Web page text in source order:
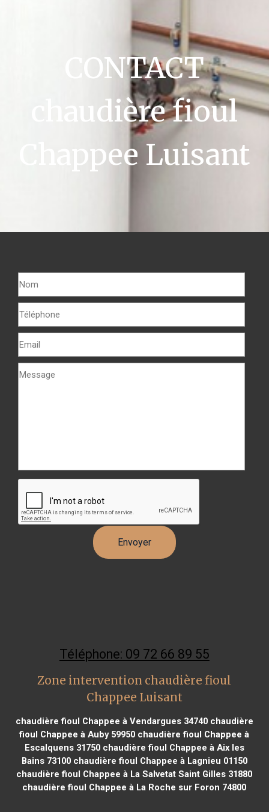
CONTACT
chaudière fioul
Chappee Luisant
Téléphone: 09 72 66 89 55
Zone intervention chaudière fioul
Chappee Luisant
chaudière fioul Chappee à Vendargues 34740chaudière
fioul Chappee à Auby 59950 chaudière fioul Chappee à
Escalquens 31750chaudière fioul Chappee à Aix les
Bains 73100chaudière fioul Chappee à Lagnieu 01150
chaudière fioul Chappee à La Salvetat Saint Gilles 31880
chaudière fioul Chappee à La Roche sur Foron 74800